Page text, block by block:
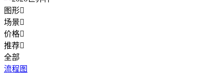
图形
场景
价格
推荐
全部
流程图